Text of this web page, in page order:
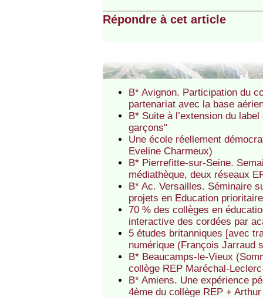
Répondre à cet article
B* Avignon. Participation du
partenariat avec la base
B* Suite à l’extension du
garçons"
Une école réellement
Eveline Charmeux)
B* Pierrefitte-sur-Seine.
médiathèque, deux réseaux
B* Ac. Versailles. Séminaire
projets en Education
70 % des collèges en
interactive des cordées par
5 études britanniques [avec
numérique (François Jarraud
B* Beaucamps-le-Vieux
collège REP Maréchal-
B* Amiens. Une expérience
4ème du collège REP +